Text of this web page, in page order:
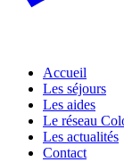
Accueil
Les séjours
Les aides
Le réseau
Les actualités
Contact